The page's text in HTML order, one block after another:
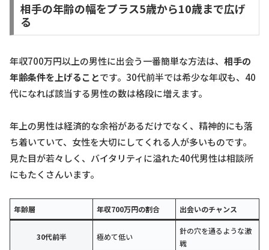
相手の年齢の幅をプラス5歳から10歳まで広げ
る
年収700万円以上の男性に出会う一番簡単な方法は、 相手の
年齢条件を上げることです。30代前半では希少な年収も、40
代になれば該当する男性の数は格段に増えます。
年上の男性は経済的な余裕があるだけでなく、精神的にも落
ち着いていて、女性を大切にしてくれる人が多いものです。
見た目が若々しく、バイタリティに溢れた40代男性は相談所
にもたくさんいます。
年齢層 年収700万円の割合 出会いのチャンス
30代前半 極めて低い
針の穴を通るような激
戦